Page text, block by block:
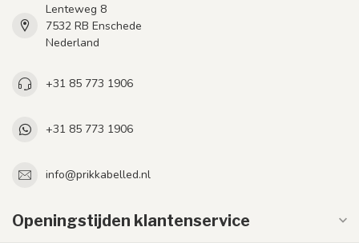
Lenteweg 8
7532 RB Enschede
Nederland
+31 85 773 1906
+31 85 773 1906
info@prikkabelled.nl
Openingstijden klantenservice